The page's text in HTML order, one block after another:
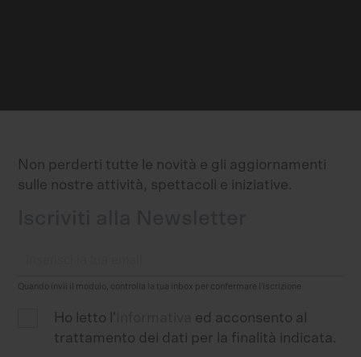
Non perderti tutte le novità e gli aggiornamenti
sulle nostre attività, spettacoli e iniziative.
Quando invii il modulo, controlla la tua inbox per confermare l'iscrizione
Ho letto l'
ed acconsento al
trattamento dei dati per la finalità indicata.